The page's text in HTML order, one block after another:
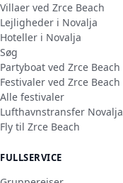
Villaer ved Zrce Beach
Lejligheder i Novalja
Hoteller i Novalja
Søg
Partyboat ved Zrce Beach
Festivaler ved Zrce Beach
Alle festivaler
Lufthavnstransfer Novalja
Fly til Zrce Beach
FULLSERVICE